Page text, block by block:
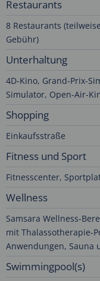
Restaurants
8 Restaurants
Gebühr)
Unterhaltung
4D-Kino, Grand-Prix-
Simulator, Open-Air-
Shopping
Einkaufsstraße
Fitness und Sport
Fitnesscenter,
Wellness
Samsara Wellness-
mit Thalassotherapie-
Anwendungen, Sauna
Swimmingpool(s)